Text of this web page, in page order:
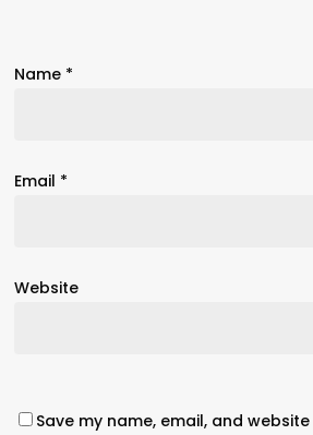
Name *
Email *
Website
Save my name, email, and